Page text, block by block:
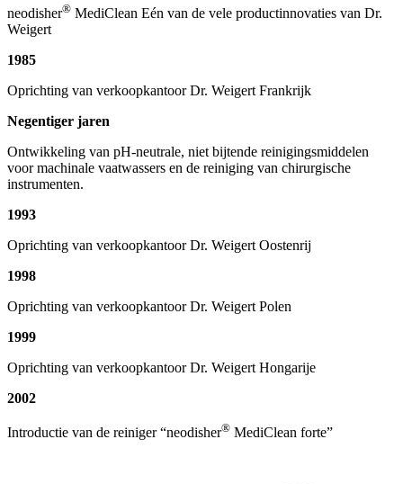
neodisher® MediClean Eén van de vele productinnovaties van Dr.
Weigert
1985
Oprichting van verkoopkantoor Dr. Weigert Frankrijk
Negentiger jaren
Ontwikkeling van pH-neutrale, niet bijtende reinigingsmiddelen
voor machinale vaatwassers en de reiniging van chirurgische
instrumenten.
1993
Oprichting van verkoopkantoor Dr. Weigert Oostenrij
1998
Oprichting van verkoopkantoor Dr. Weigert Polen
1999
Oprichting van verkoopkantoor Dr. Weigert Hongarije
2002
Introductie van de reiniger “neodisher® MediClean forte”